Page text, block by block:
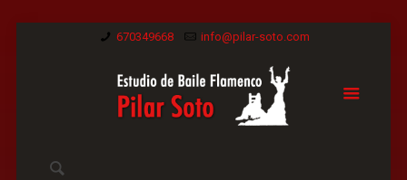
670349668 info@pilar-soto.com